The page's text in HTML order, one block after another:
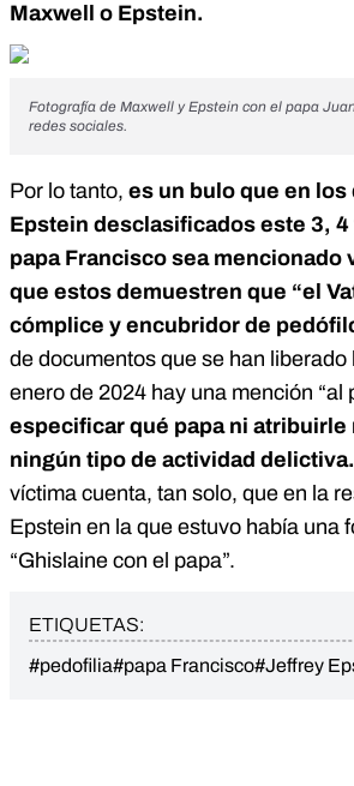
Maxwell o Epstein.
Fotografía de Maxwell y Epstein con el papa
redes sociales.
Por lo tanto, es un bulo que en
Epstein desclasificados este 3, 4
papa Francisco sea mencionado
que estos demuestren que “el
cómplice y encubridor de
de documentos que se han liberado
enero de 2024 hay una mención “al
especificar qué papa ni atribuirle
ningún tipo de actividad delictiva.
víctima cuenta, tan solo, que en la
Epstein en la que estuvo había una
“Ghislaine con el papa”.
ETIQUETAS:
#pedofilia#papa Francisco#Jeffrey